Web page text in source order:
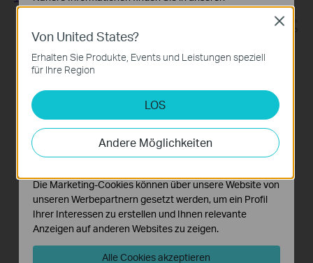
Von United States?
Erhalten Sie Produkte, Events und Leistungen speziell
für Ihre Region
LOS
Andere Möglichkeiten
Close
Datenschutzhinweisen.
Notwendige Cookies
Diese Cookies sind zur Funktion der Website
erforderlich und können in Ihren Systemen nicht
Analyse- und Marketing-Cookies
Analyse-Cookies ermöglichen es uns, Ihre Aktivitäten
auf unserer Website zu analysieren, um die
Funktionsweise unserer Website zu verbessern und
Die Marketing-Cookies können über unsere Website von
unseren Werbepartnern gesetzt werden, um ein Profil
Ihrer Interessen zu erstellen und Ihnen relevante
Anzeigen auf anderen Websites zu zeigen.
Alle Cookies akzeptieren